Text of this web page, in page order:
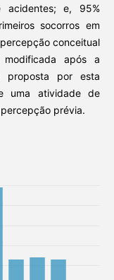
acidentes; e, 95%
socorros em
conceitual
após a
proposta por esta
uma atividade de
prévia.